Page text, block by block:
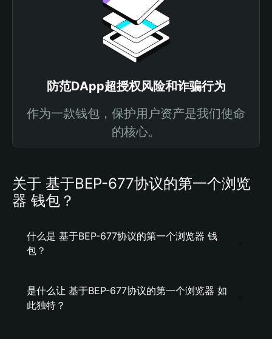
防范DApp超授权风险和诈骗行为
作为一款钱包，保护用户资产是我们使命
的核心。
关于 基于BEP-677协议的第一个浏览
器 钱包？
什么是 基于BEP-677协议的第一个浏览器 钱
包？
是什么让 基于BEP-677协议的第一个浏览器 如
此独特？